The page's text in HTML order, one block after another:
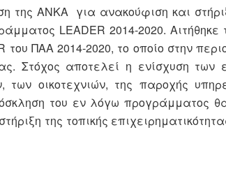
της ΑΝΚΑ για ανακούφιση και
LEADER 2014-2020.
του ΠΑΑ 2014-2020, το οποίο στην
Στόχος αποτελεί η ενίσχυση των
των οικοτεχνιών, της παροχής
του εν λόγω προγράμματος
της τοπικής